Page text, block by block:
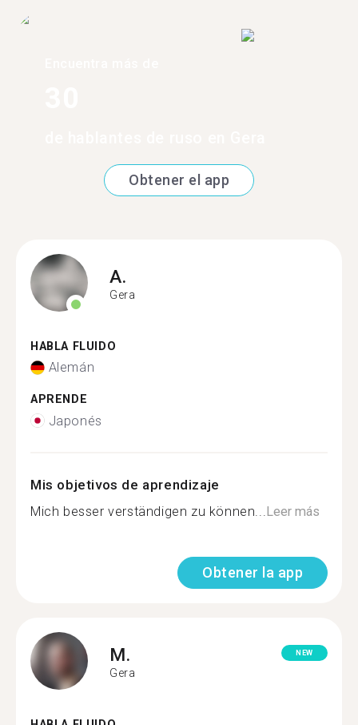
Obtener el app
A.
Gera
HABLA FLUIDO
Alemán
APRENDE
Japonés
Mis objetivos de aprendizaje
Mich besser verständigen zu können... Leer más
Obtener la app
M.
Gera
NEW